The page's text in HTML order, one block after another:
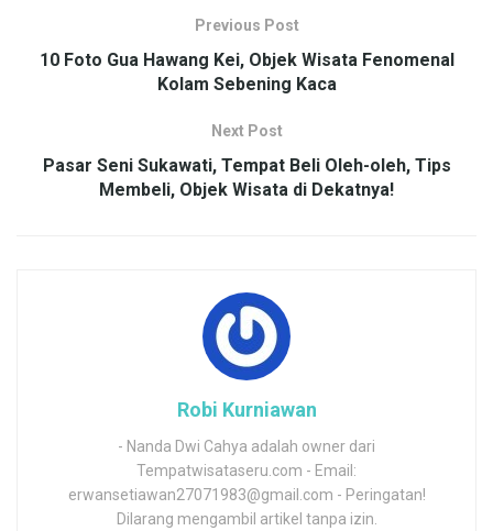
Previous Post
10 Foto Gua Hawang Kei, Objek Wisata Fenomenal
Kolam Sebening Kaca
Next Post
Pasar Seni Sukawati, Tempat Beli Oleh-oleh, Tips
Membeli, Objek Wisata di Dekatnya!
Robi Kurniawan
- Nanda Dwi Cahya adalah owner dari
Tempatwisataseru.com - Email:
erwansetiawan27071983@gmail.com - Peringatan!
Dilarang mengambil artikel tanpa izin.